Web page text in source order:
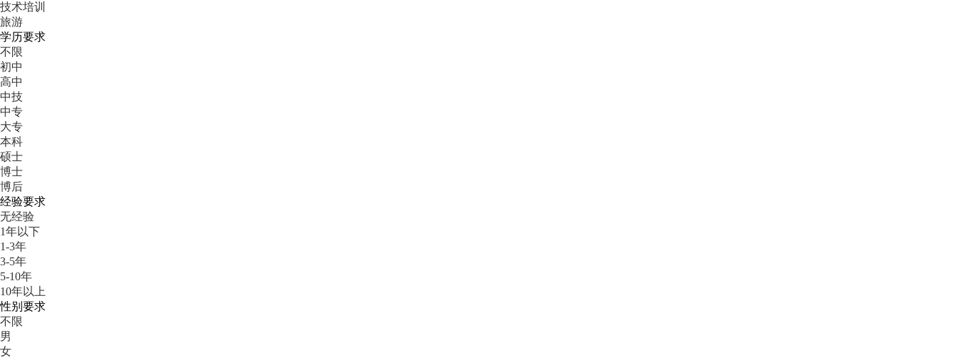
技术培训
旅游
学历要求
不限
初中
高中
中技
中专
大专
本科
硕士
博士
博后
经验要求
无经验
1年以下
1-3年
3-5年
5-10年
10年以上
性别要求
不限
男
女